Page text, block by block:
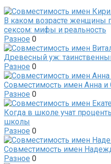
В каком возрасте женщины
сексом: мифы и реальность
Разное 0
Древесный уж:
Разное 0
Совместимость имен Анна и
Разное 0
Когда в школе учат
школы
Разное 0
Совместимость имен
Разное 0